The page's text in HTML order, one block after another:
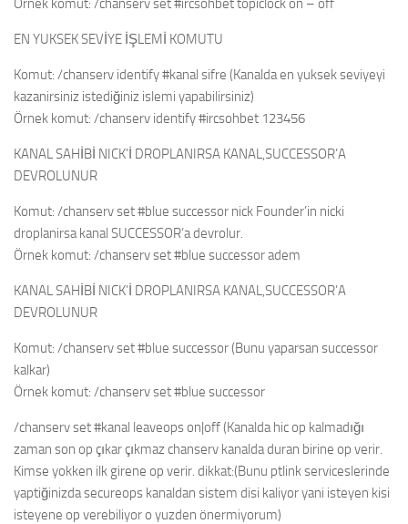
Örnek komut: /chanserv set #ircsohbet topiclock on – off
EN YUKSEK SEVİYE İŞLEMİ KOMUTU
Komut: /chanserv identify #kanal sifre (Kanalda en yuksek seviyeyi
kazanirsiniz istediğiniz islemi yapabilirsiniz)
Örnek komut: /chanserv identify #ircsohbet 123456
KANAL SAHİBİ NICK’İ DROPLANIRSA KANAL,SUCCESSOR’A
DEVROLUNUR
Komut: /chanserv set #blue successor nick Founder’in nicki
droplanirsa kanal SUCCESSOR’a devrolur.
Örnek komut: /chanserv set #blue successor adem
KANAL SAHİBİ NICK’İ DROPLANIRSA KANAL,SUCCESSOR’A
DEVROLUNUR
Komut: /chanserv set #blue successor (Bunu yaparsan successor
kalkar)
Örnek komut: /chanserv set #blue successor
/chanserv set #kanal leaveops on|off (Kanalda hic op kalmadığı
zaman son op çıkar çıkmaz chanserv kanalda duran birine op verir.
Kimse yokken ilk girene op verir. dikkat:(Bunu ptlink serviceslerinde
yaptiğinizda secureops kanaldan sistem disi kaliyor yani isteyen kisi
isteyene op verebiliyor o yuzden önermiyorum)